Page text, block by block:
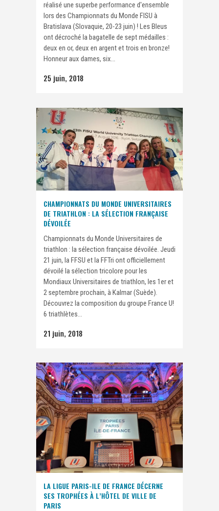
réalisé une superbe performance d'ensemble
lors des Championnats du Monde FISU à
Bratislava (Slovaquie, 20-23 juin) ! Les Bleus
ont décroché la bagatelle de sept médailles :
deux en or, deux en argent et trois en bronze!
Honneur aux dames, six...
25 juin, 2018
CHAMPIONNATS DU MONDE UNIVERSITAIRES
DE TRIATHLON : LA SÉLECTION FRANÇAISE
DÉVOILÉE
Championnats du Monde Universitaires de
triathlon : la sélection française dévoilée. Jeudi
21 juin, la FFSU et la FFTri ont officiellement
dévoilé la sélection tricolore pour les
Mondiaux Universitaires de triathlon, les 1er et
2 septembre prochain, à Kalmar (Suède).
Découvrez la composition du groupe France U!
6 triathlètes...
21 juin, 2018
LA LIGUE PARIS-ILE DE FRANCE DÉCERNE
SES TROPHÉES À L’HÔTEL DE VILLE DE
PARIS